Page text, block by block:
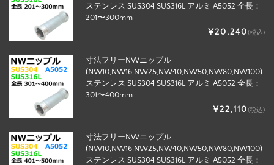
ステンレス SUS304 SUS316L アルミ A5052 全長：
201〜300mm
¥20,240(税込)
寸法フリーNWニップル
(NW10,NW16,NW25,NW40,NW50,NW80,NW100)
ステンレス SUS304 SUS316L アルミ A5052 全長：
301〜400mm
¥22,110(税込)
寸法フリーNWニップル
(NW10,NW16,NW25,NW40,NW50,NW80,NW100)
ステンレス SUS304 SUS316L アルミ A5052 全長：